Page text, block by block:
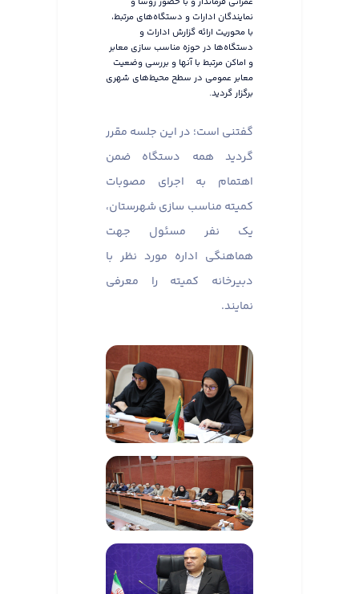
نمایندگان ادارات و دستگاه‌های مرتبط،
با محوریت ارائه گزارش ادارات و
دستگاه‌ها در حوزه مناسب سازی معابر
و اماکن مرتبط با آنها و بررسی وضعیت
معابر عمومی در سطح محیط‌های شهری
برگزار گردید.
گفتنی است؛ در این جلسه مقرر
گردید همه دستگاه ضمن
اهتمام به اجرای مصوبات
کمیته مناسب سازی شهرستان،
یک نفر مسئول جهت
هماهنگی اداره مورد نظر با
دبیرخانه کمیته را معرفی
نمایند.